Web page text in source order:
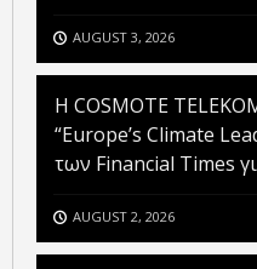
AUGUST 3, 2026
Η COSMOTE
“Europe’s Climate
των Financial Times
AUGUST 2, 2026